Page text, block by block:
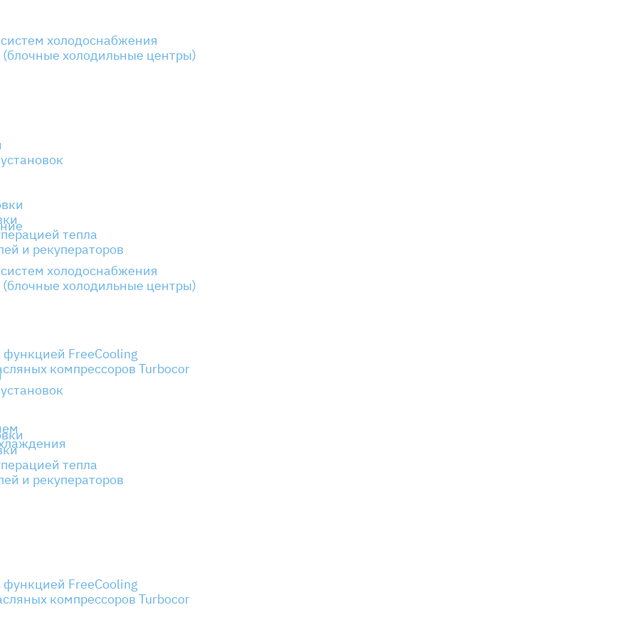
холодоснабжения
холодильные центры)
тепла
и рекуператоров
FreeCooling
компрессоров Turbocor
холодоснабжения
холодильные центры)
тепла
и рекуператоров
FreeCooling
компрессоров Turbocor